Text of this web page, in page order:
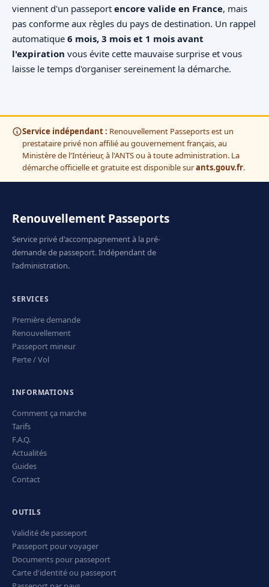
viennent d'un passeport encore valide en France, mais
pas conforme aux règles du pays de destination. Un rappel
automatique 6 mois, 3 mois et 1 mois avant
l'expiration vous évite cette mauvaise surprise et vous
laisse le temps d'organiser sereinement la démarche.
Service indépendant : Renouvellement Passeports est un
prestataire privé non affilié au gouvernement français, au
Ministère de l'Intérieur, à l'ANTS ou à toute administration. La
démarche officielle et gratuite est disponible surants.gouv.fr.
Renouvellement Passeports
Service privé d'accompagnement à la pré-
demande de passeport. Indépendant de
l'administration.
SERVICES
Première demande
Renouvellement
Passeport mineur
Perte / Vol
INFORMATIONS
Comment ça marche
Tarifs
F.A.Q.
Actualités
Guides
Contact
OUTILS
Validité de passeport
Passeport pour voyager
Documents pour passeport
Carte d'identité ou passeport